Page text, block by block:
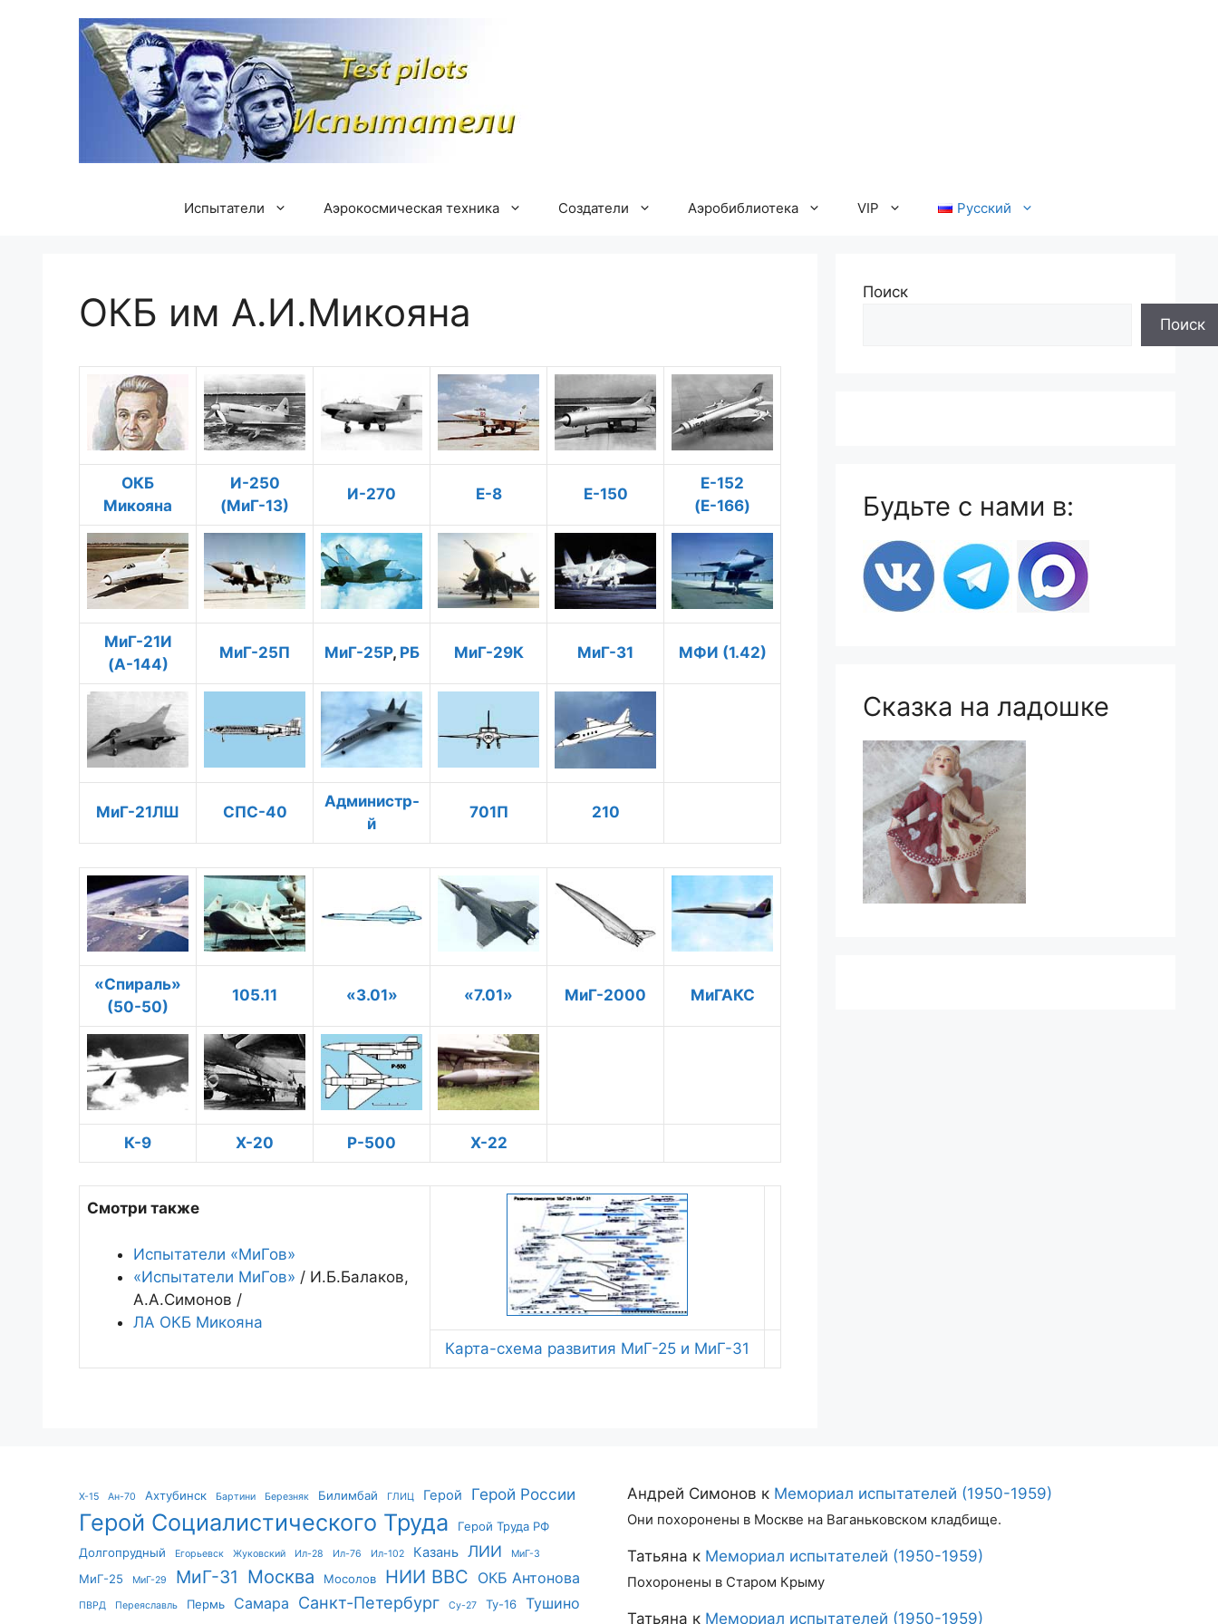
содержимому
Испытатели Аэрокосмическая техника Создатели Аэробиблиотека VIP Русский
ОКБ им А.И.Микояна
ОКБ
Микояна
И-250
(МиГ-13)
И-270 Е-8 Е-150
E-152
(Е-166)
МиГ-21И
(А-144)
МиГ-25П МиГ-25Р, РБ МиГ-29К МиГ-31 МФИ (1.42)
МиГ-21ЛШ СПС-40
Администр-
й
701П 210
«Спираль»
(50-50)
105.11 «3.01» «7.01» МиГ-2000 МиГАКС
К-9 Х-20 Р-500 Х-22
Смотри также
Испытатели «МиГов»
«Испытатели МиГов» / И.Б.Балаков,
А.А.Симонов /
ЛА ОКБ Микояна
Карта-схема развития МиГ-25 и МиГ-31
Поиск
Поиск
Будьте с нами в:
Сказка на ладошке
X-15 Ан-70 Ахтубинск Бартини Березняк Билимбай ГЛИЦ Герой Герой России
Герой Социалистического Труда
Герой Труда РФ
Долгопрудный
Егорьевск Жуковский Ил-28 Ил-76 Ил-102 Казань ЛИИ МиГ-3
МиГ-25 МиГ-29 МиГ-31 Москва Мосолов НИИ ВВС ОКБ Антонова
ПВРД Переяславль Пермь Самара Санкт-Петербург Су-27 Ту-16 Тушино
Андрей Симонов к Мемориал испытателей (1950-1959)
Они похоронены в Москве на Ваганьковском кладбище.
Татьяна к Мемориал испытателей (1950-1959)
Похоронены в Старом Крыму
Татьяна к Мемориал испытателей (1950-1959)